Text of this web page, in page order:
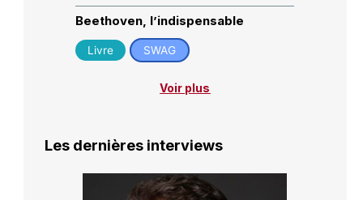
Beethoven, l’indispensable
Livre SWAG
Voir plus
Les dernières interviews